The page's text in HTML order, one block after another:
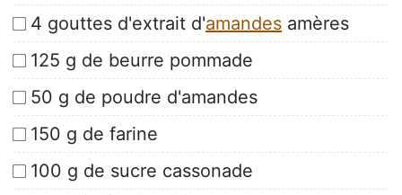
4 gouttes d'extrait d'amandes amères
125 g de beurre pommade
50 g de poudre d'amandes
150 g de farine
100 g de sucre cassonade